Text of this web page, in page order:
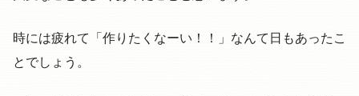
時には疲れて「作りたくなーい！！」なんて日もあったこ
とでしょう。